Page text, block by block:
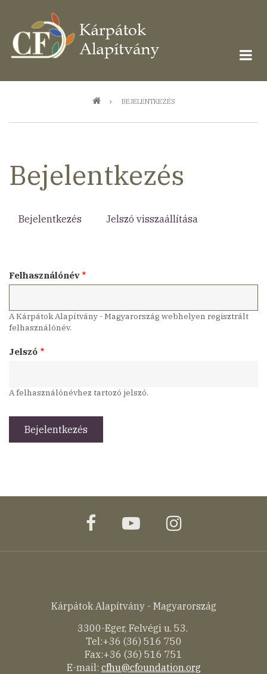
tartalomra
BEJELENTKEZÉS
Bejelentkezés
Bejelentkezés (aktívJelszó visszaállítása
Felhasználónév
A Kárpátok Alapítvány - Magyarország webhelyen regisztrált
felhasználónév.
Jelszó
A felhasználónévhez tartozó jelszó.
facebookyoutubeinstagram
Kárpátok Alapítvány - Magyarország
3300-Eger, Felvégi u. 53.
Tel:+36 (36) 516 750
Fax:+36 (36) 516 751
E-mail: cfhu@cfoundation.org